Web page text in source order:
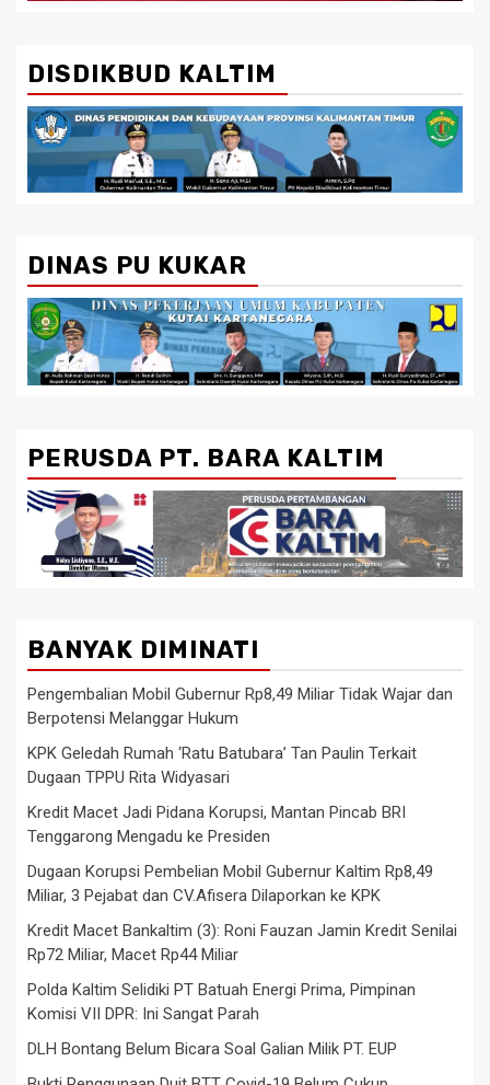
DISDIKBUD KALTIM
DINAS PU KUKAR
PERUSDA PT. BARA KALTIM
BANYAK DIMINATI
Pengembalian Mobil Gubernur Rp8,49 Miliar Tidak Wajar dan
Berpotensi Melanggar Hukum
KPK Geledah Rumah ‘Ratu Batubara’ Tan Paulin Terkait
Dugaan TPPU Rita Widyasari
Kredit Macet Jadi Pidana Korupsi, Mantan Pincab BRI
Tenggarong Mengadu ke Presiden
Dugaan Korupsi Pembelian Mobil Gubernur Kaltim Rp8,49
Miliar, 3 Pejabat dan CV.Afisera Dilaporkan ke KPK
Kredit Macet Bankaltim (3): Roni Fauzan Jamin Kredit Senilai
Rp72 Miliar, Macet Rp44 Miliar
Polda Kaltim Selidiki PT Batuah Energi Prima, Pimpinan
Komisi VII DPR: Ini Sangat Parah
DLH Bontang Belum Bicara Soal Galian Milik PT. EUP